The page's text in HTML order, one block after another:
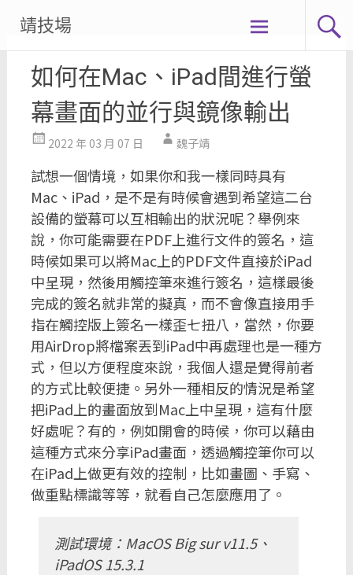
content
靖技場
如何在Mac、iPad間進行螢
幕畫面的並行與鏡像輸出
2022 年 03 月 07 日 魏子靖
試想一個情境，如果你和我一樣同時具有
Mac、iPad，是不是有時候會遇到希望這二台
設備的螢幕可以互相輸出的狀況呢？舉例來
說，你可能需要在PDF上進行文件的簽名，這
時候如果可以將Mac上的PDF文件直接於iPad
中呈現，然後用觸控筆來進行簽名，這樣最後
完成的簽名就非常的擬真，而不會像直接用手
指在觸控版上簽名一樣歪七扭八，當然，你要
用AirDrop將檔案丟到iPad中再處理也是一種方
式，但以方便程度來說，我個人還是覺得前者
的方式比較便捷。另外一種相反的情況是希望
把iPad上的畫面放到Mac上中呈現，這有什麼
好處呢？有的，例如開會的時候，你可以藉由
這種方式來分享iPad畫面，透過觸控筆你可以
在iPad上做更有效的控制，比如畫圖、手寫、
做重點標識等等，就看自己怎麼應用了。
測試環境：MacOS Big sur v11.5、
iPadOS 15.3.1